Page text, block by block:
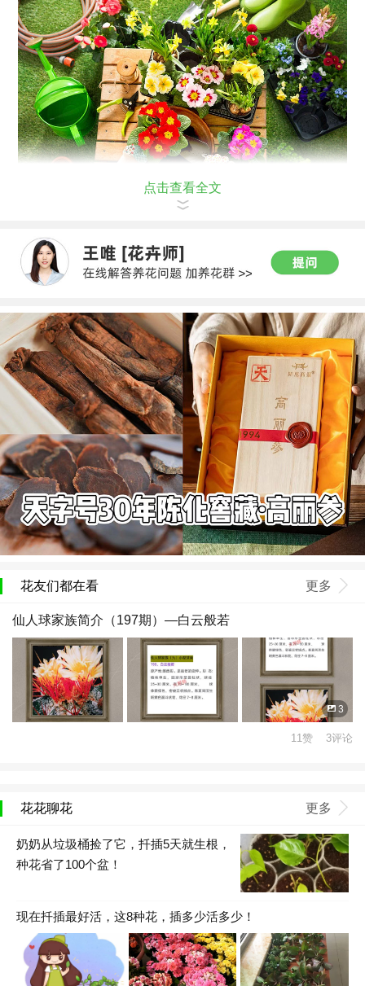
点击查看全文
花友们都在看 更多
仙人球家族简介（197期）—白云般若
3
11赞 3评论
花花聊花 更多
奶奶从垃圾桶捡了它，扦插5天就生根，
种花省了100个盆！
现在扦插最好活，这8种花，插多少活多少！